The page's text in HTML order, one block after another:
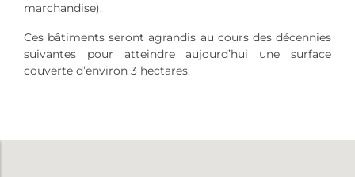
marchandise).
Ces bâtiments seront agrandis au cours des décennies
suivantes pour atteindre aujourd’hui une surface
couverte d’environ 3 hectares.